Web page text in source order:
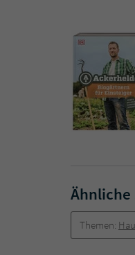
Ähnliche
Themen: